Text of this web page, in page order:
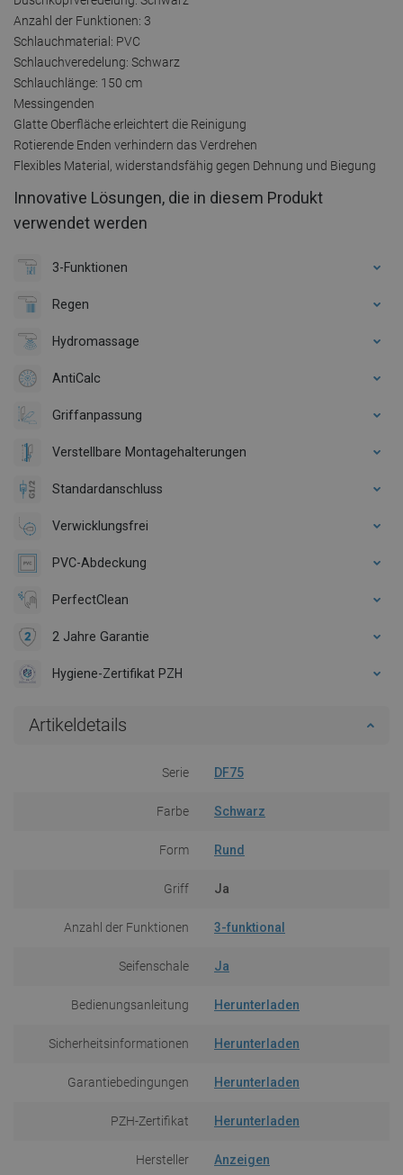
Anzahl der Funktionen: 3
Schlauchmaterial: PVC
Schlauchveredelung: Schwarz
Schlauchlänge: 150 cm
Messingenden
Glatte Oberfläche erleichtert die Reinigung
Rotierende Enden verhindern das Verdrehen
Flexibles Material, widerstandsfähig gegen Dehnung und Biegung
Innovative Lösungen, die in diesem Produkt
verwendet werden
3-Funktionen
Regen
Hydromassage
AntiCalc
Griffanpassung
Verstellbare Montagehalterungen
Standardanschluss
Verwicklungsfrei
PVC-Abdeckung
PerfectClean
2 Jahre Garantie
Hygiene-Zertifikat PZH
Artikeldetails
Serie DF75
Farbe Schwarz
Form Rund
Griff Ja
Anzahl der Funktionen 3-funktional
Seifenschale Ja
Bedienungsanleitung Herunterladen
Sicherheitsinformationen Herunterladen
Garantiebedingungen Herunterladen
PZH-Zertifikat Herunterladen
Hersteller Anzeigen